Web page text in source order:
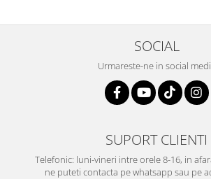
SOCIAL
Urmareste-ne in social
SUPORT CLIENTI
Telefonic: luni-vineri intre orele 8-16, in
ne puteti contacta pe whatsapp sau pe